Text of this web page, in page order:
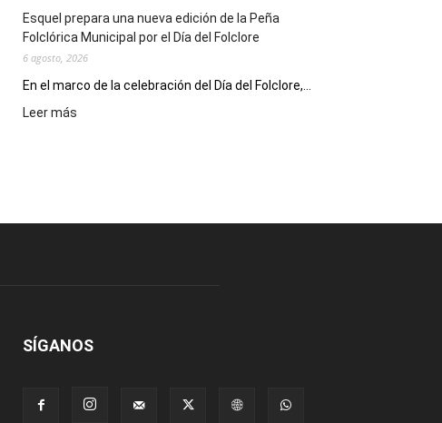
Escritores
Locales
Esquel prepara una nueva edición de la Peña
Folclórica Municipal por el Día del Folclore
6 agosto, 2026
En el marco de la celebración del Día del Folclore,...
Leer más
de
el
Folclore
SÍGANOS